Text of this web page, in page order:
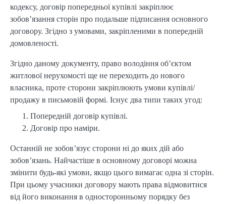
кодексу, договір попередньої купівлі закріплює
зобов’язання сторін про подальше підписання основного
договору. Згідно з умовами, закріпленими в попередній
домовленості.
Згідно даному документу, право володіння об’єктом
житлової нерухомості ще не переходить до нового
власника, проте сторони закріплюють умови купівлі/
продажу в письмовій формі. Існує два типи таких угод:
Попередній договір купівлі.
Договір про наміри.
Останній не зобов’язує сторони ні до яких дій або
зобов’язань. Найчастіше в основному договорі можна
змінити будь-які умови, якщо цього вимагає одна зі сторін.
При цьому учасники договору мають права відмовитися
від його виконання в односторонньому порядку без